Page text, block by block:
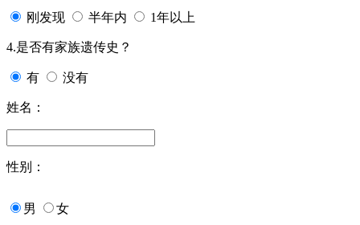
刚发现 半年内 1年以上
4.是否有家族遗传史？
有 没有
姓名：
性别：
男 女